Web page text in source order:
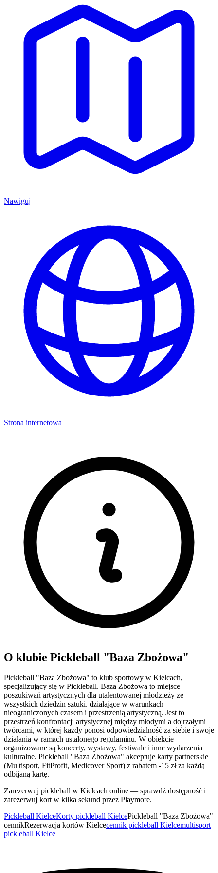
Nawiguj
Strona internetowa
O klubie Pickleball "Baza Zbożowa"
Pickleball "Baza Zbożowa" to klub sportowy w Kielcach,
specjalizujący się w Pickleball. Baza Zbożowa to miejsce
poszukiwań artystycznych dla utalentowanej młodzieży ze
wszystkich dziedzin sztuki, działające w warunkach
nieograniczonych czasem i przestrzenią artystyczną. Jest to
przestrzeń konfrontacji artystycznej między młodymi a dojrzałymi
twórcami, w której każdy ponosi odpowiedzialność za siebie i swoje
działania w ramach ustalonego regulaminu. W obiekcie
organizowane są koncerty, wystawy, festiwale i inne wydarzenia
kulturalne. Pickleball "Baza Zbożowa" akceptuje karty partnerskie
(Multisport, FitProfit, Medicover Sport) z rabatem -15 zł za każdą
odbijaną kartę.
Zarezerwuj pickleball w Kielcach online — sprawdź dostępność i
zarezerwuj kort w kilka sekund przez Playmore.
Pickleball KielceKorty pickleball KielcePickleball "Baza Zbożowa"
cennikRezerwacja kortów Kielcecennik pickleball Kielcemultisport
pickleball Kielce